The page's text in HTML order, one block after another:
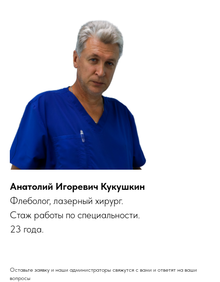
Анатолий Игоревич Кукушкин
Флеболог, лазерный хирург.
Стаж работы по специальности.
23 года.
Оставьте заявку и наши администраторы свяжутся с вами и ответят на ваши
вопросы